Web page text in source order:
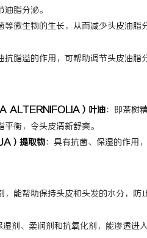
脂分泌。
等微生物的生长，从而减少头皮油
抗脂溢的作用，可帮助调节头皮油脂
ALTERNIFOLIA）叶油：即茶树
衡，令头皮清新舒爽。
）提取物：具有抗菌、保湿的作用
，能帮助保持头皮和头发的水分，
剂、柔润剂和抗氧化剂，能渗透进